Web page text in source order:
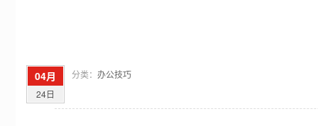
04月
24日
分类： 办公技巧